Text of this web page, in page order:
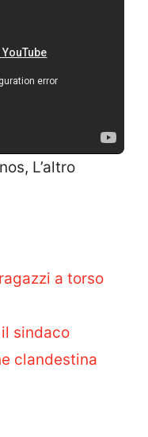
L’altro
a torso
sindaco
clandestina